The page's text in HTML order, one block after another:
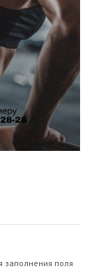
заполнения поля